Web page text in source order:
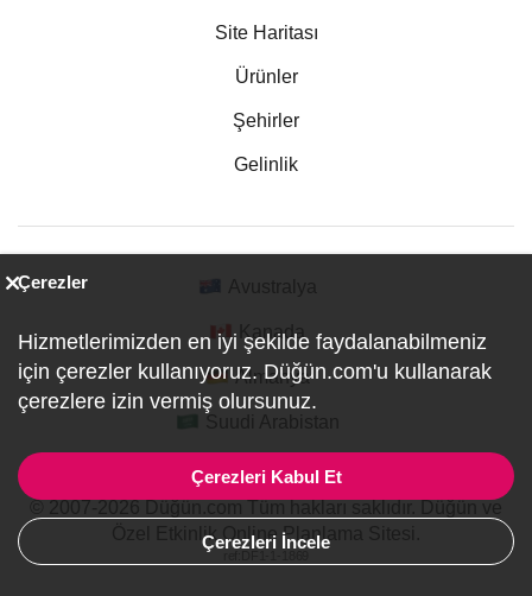
Site Haritası
Ürünler
Şehirler
Gelinlik
Kanada
Almanya
Özel Etkinlik Online Planlama Sitesi.
Çerezler
Hizmetlerimizden en iyi şekilde faydalanabilmeniz
için çerezler kullanıyoruz. Düğün.com'u kullanarak
çerezlere izin vermiş olursunuz.
Çerezleri Kabul Et
Çerezleri İncele